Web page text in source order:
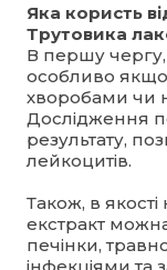
Яка користь
Трутовика
В першу чергу,
особливо
хворобами чи
Дослідження
результату,
лейкоцитів.
Також, в
екстракт
печінки,
інфекціями та